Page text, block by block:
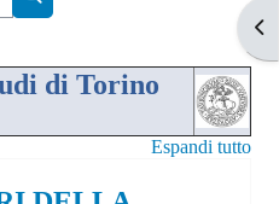
Cerca corsi
di Torino
Espandi tutto